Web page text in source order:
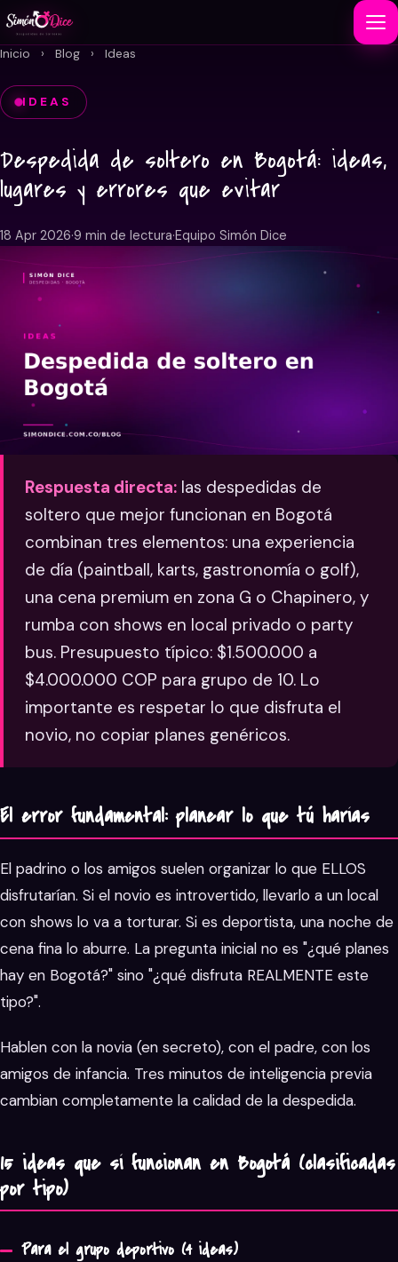
Inicio › Blog › Ideas
IDEAS
Despedida de soltero en Bogotá: ideas,
lugares y errores que evitar
18 Apr 2026·9 min de lectura·Equipo Simón Dice
Respuesta directa: las despedidas de
soltero que mejor funcionan en Bogotá
combinan tres elementos: una experiencia
de día (paintball, karts, gastronomía o golf),
una cena premium en zona G o Chapinero, y
rumba con shows en local privado o party
bus. Presupuesto típico: $1.500.000 a
$4.000.000 COP para grupo de 10. Lo
importante es respetar lo que disfruta el
novio, no copiar planes genéricos.
El error fundamental: planear lo que tú harías
El padrino o los amigos suelen organizar lo que ELLOS
disfrutarían. Si el novio es introvertido, llevarlo a un local
con shows lo va a torturar. Si es deportista, una noche de
cena fina lo aburre. La pregunta inicial no es "¿qué planes
hay en Bogotá?" sino "¿qué disfruta REALMENTE este
tipo?".
Hablen con la novia (en secreto), con el padre, con los
amigos de infancia. Tres minutos de inteligencia previa
cambian completamente la calidad de la despedida.
15 ideas que sí funcionan en Bogotá (clasificadas
por tipo)
Para el grupo deportivo (4 ideas)